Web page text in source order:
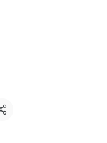
แชร์